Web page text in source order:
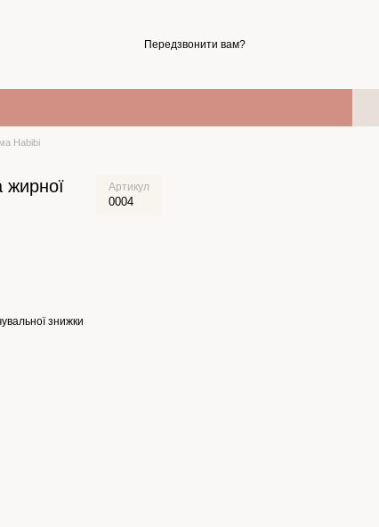
Передзвонити вам?
Habibi
жирної
Артикул
0004
знижки